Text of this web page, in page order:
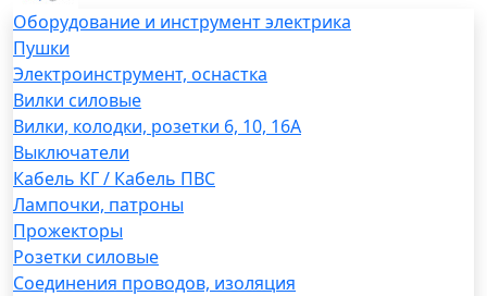
Оборудование и инструмент электрика
Пушки
Электроинструмент, оснастка
Вилки силовые
Вилки, колодки, розетки 6, 10, 16А
Выключатели
Кабель КГ / Кабель ПВС
Лампочки, патроны
Прожекторы
Розетки силовые
Соединения проводов, изоляция